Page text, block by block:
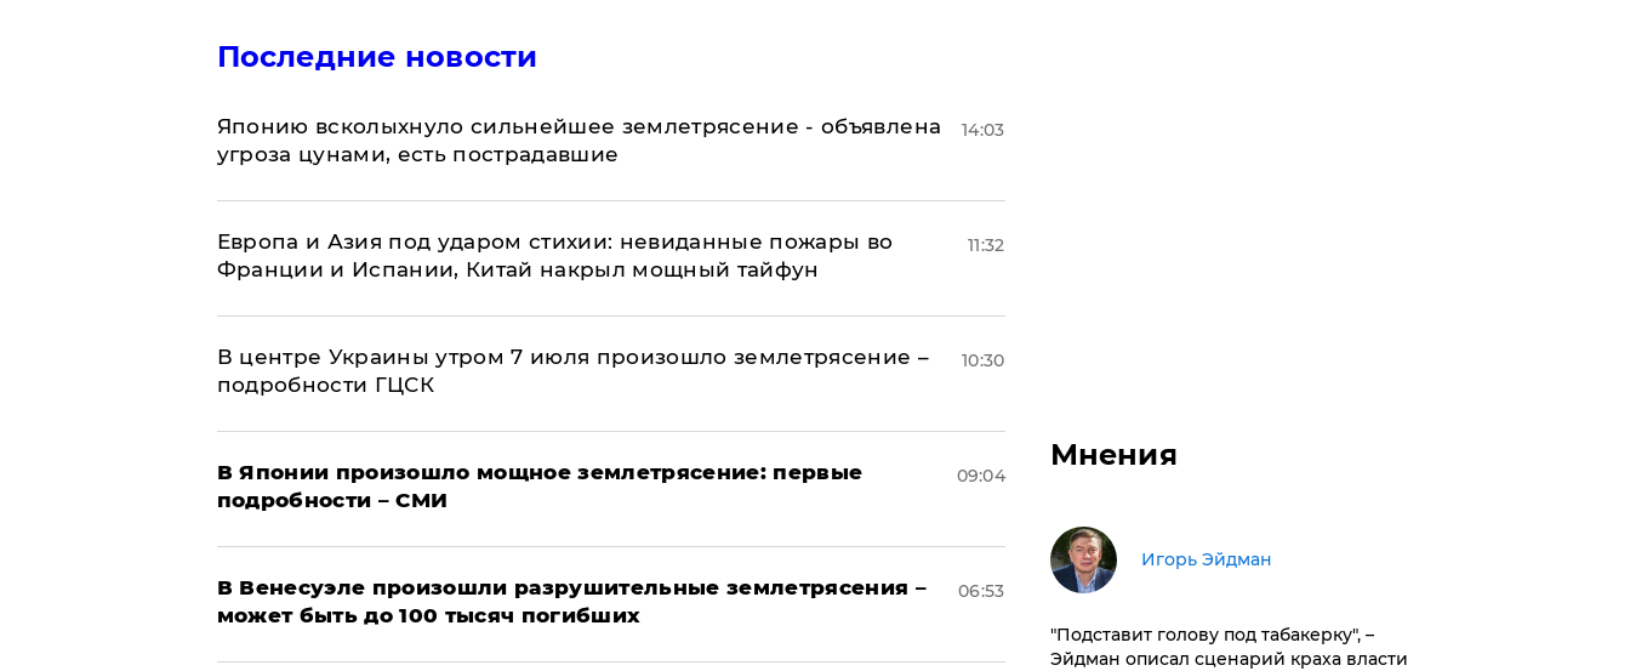
Последние новости
Японию всколыхнуло сильнейшее землетрясение - объявлена
угроза цунами, есть пострадавшие
14:03
Европа и Азия под ударом стихии: невиданные пожары во
Франции и Испании, Китай накрыл мощный тайфун
11:32
В центре Украины утром 7 июля произошло землетрясение –
подробности ГЦСК
10:30
В Японии произошло мощное землетрясение: первые
подробности – СМИ
09:04
В Венесуэле произошли разрушительные землетрясения –
может быть до 100 тысяч погибших
06:53
Мнения
Игорь Эйдман
​"Подставит голову под табакерку", –
Эйдман описал сценарий краха власти